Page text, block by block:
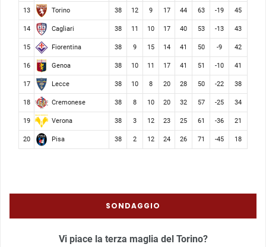
13 Torino 38 12 9 17 44 63 -19 45
14 Cagliari 38 11 10 17 40 53 -13 43
15 Fiorentina 38 9 15 14 41 50 -9 42
16 Genoa 38 10 11 17 41 51 -10 41
17 Lecce 38 10 8 20 28 50 -22 38
18 Cremonese 38 8 10 20 32 57 -25 34
19 Verona 38 3 12 23 25 61 -36 21
20 Pisa 38 2 12 24 26 71 -45 18
SONDAGGIO
Vi piace la terza maglia del Torino?